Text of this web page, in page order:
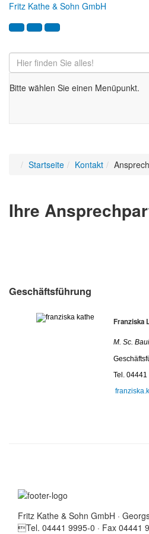
Fritz Kathe & Sohn GmbH
Bitte wählen Sie einen Menüpunkt.
Startseite Kontakt
Ihre
Geschäftsführung
Franziska
M. Sc.
Tel.
Fritz Kathe & Sohn GmbH ·
Tel. 04441 9995-0 · Fax 04441